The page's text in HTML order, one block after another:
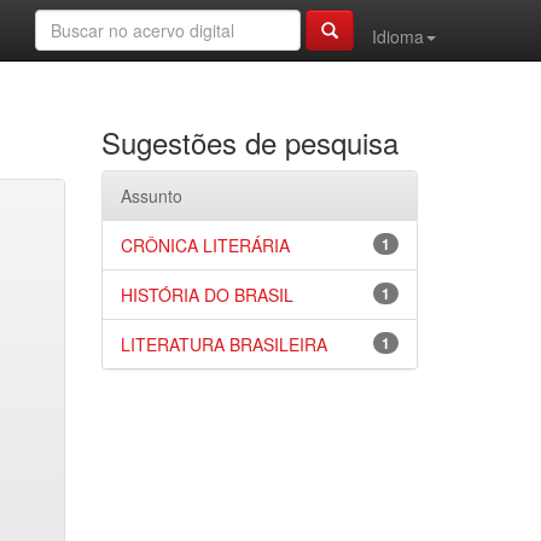
Idioma
Sugestões de pesquisa
Assunto
1
CRÔNICA LITERÁRIA
1
HISTÓRIA DO BRASIL
1
LITERATURA BRASILEIRA